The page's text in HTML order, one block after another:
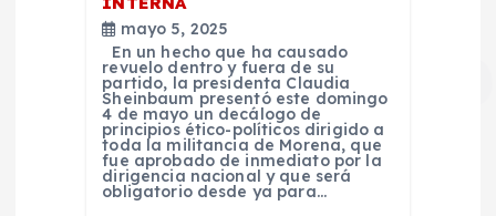
mayo 5, 2025
En un hecho que ha causado
revuelo dentro y fuera de su
partido, la presidenta Claudia
Sheinbaum presentó este domingo
4 de mayo un decálogo de
principios ético-políticos dirigido a
toda la militancia de Morena, que
fue aprobado de inmediato por la
dirigencia nacional y que será
obligatorio desde ya para…